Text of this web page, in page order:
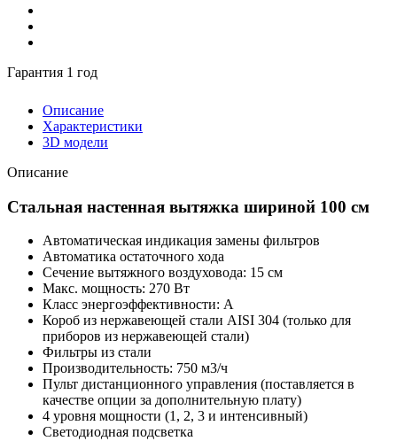
Гарантия 1 год
Описание
Характеристики
3D модели
Описание
Стальная настенная вытяжка шириной 100 см
Автоматическая индикация замены фильтров
Автоматика остаточного хода
Сечение вытяжного воздуховода: 15 см
Макс. мощность: 270 Вт
Класс энергоэффективности: А
Короб из нержавеющей стали AISI 304 (только для
приборов из нержавеющей стали)
Фильтры из стали
Производительность: 750 м3/ч
Пульт дистанционного управления (поставляется в
качестве опции за дополнительную плату)
4 уровня мощности (1, 2, 3 и интенсивный)
Светодиодная подсветка